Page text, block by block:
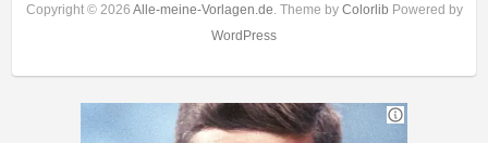
Copyright © 2026 Alle-meine-Vorlagen.de . Theme by Colorlib Powered by
WordPress